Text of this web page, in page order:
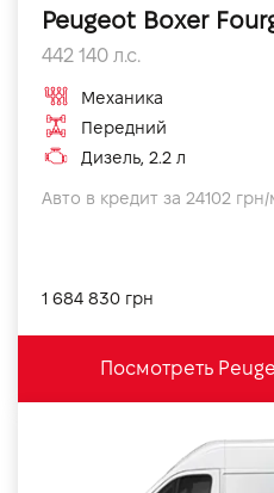
Peugeot Boxer
442 140 л.с.
Механика
Передний
Дизель, 2.2 л
Авто в кредит за 24102
1 684 830 грн
Посмотреть